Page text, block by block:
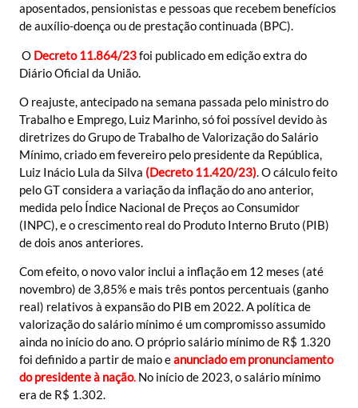
aposentados, pensionistas e pessoas que recebem benefícios
de auxílio-doença ou de prestação continuada (BPC).
O Decreto 11.864/23foi publicado em edição extra do
Diário Oficial da União.
O reajuste, antecipado na semana passada pelo ministro do
Trabalho e Emprego, Luiz Marinho, só foi possível devido às
diretrizes do Grupo de Trabalho de Valorização do Salário
Mínimo, criado em fevereiro pelo presidente da República,
Luiz Inácio Lula da Silva (Decreto 11.420/23). O cálculo feito
pelo GT considera a variação da inflação do ano anterior,
medida pelo Índice Nacional de Preços ao Consumidor
(INPC), e o crescimento real do Produto Interno Bruto (PIB)
de dois anos anteriores.
Com efeito, o novo valor inclui a inflação em 12 meses (até
novembro) de 3,85% e mais três pontos percentuais (ganho
real) relativos à expansão do PIB em 2022. A política de
valorização do salário mínimo é um compromisso assumido
ainda no início do ano. O próprio salário mínimo de R$ 1.320
foi definido a partir de maio eanunciado em pronunciamento
do presidente à nação. No início de 2023, o salário mínimo
era de R$ 1.302.